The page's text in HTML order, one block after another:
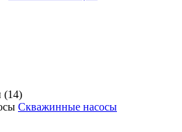
(14)
Скважинные насосы